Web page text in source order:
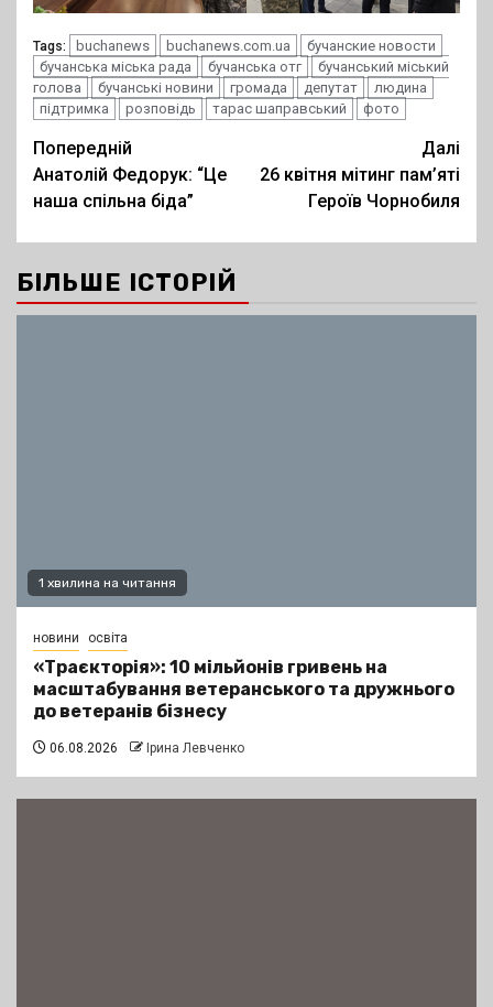
Tags: buchanews buchanews.com.ua
бучанские новости
бучанська міська рада
бучанська отг
бучанський міський
голова
бучанські новини громада депутат
людина
підтримка
розповідь тарас шаправський фото
Post
navigation
Попередній
Анатолій Федорук: “Це
наша спільна біда”
Далі
26 квітня мітинг пам’яті
Героїв Чорнобиля
БІЛЬШЕ ІСТОРІЙ
1 хвилина на читання
новини освіта
«Траєкторія»: 10 мільйонів гривень на
масштабування ветеранського та дружнього
до ветеранів бізнесу
06.08.2026 Ірина Левченко